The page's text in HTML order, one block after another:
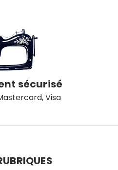
sécurisé
Visa